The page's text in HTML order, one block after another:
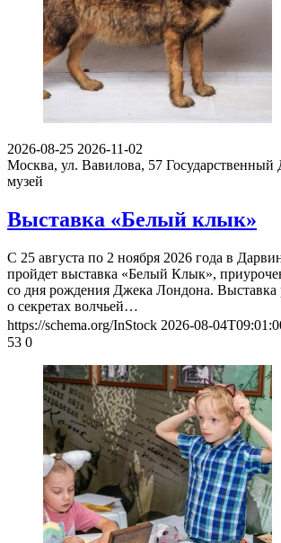
2026-08-25 2026-11-02
Москва, ул. Вавилова, 57 Государственный
музей
Выставка «Белый клык»
С 25 августа по 2 ноября 2026 года в
пройдет выставка «Белый Клык»,
со дня рождения Джека Лондона. Выставка
о секретах волчьей…
https://schema.org/InStock 2026-08-
53 0